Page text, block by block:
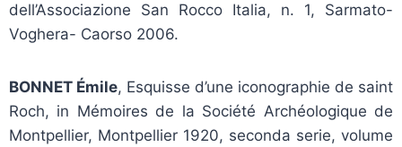
dell’Associazione San Rocco Italia, n. 1, Sarmato-
Voghera- Caorso 2006.
BONNET Émile, Esquisse d’une iconographie de saint
Roch, in Mémoires de la Société Archéologique de
Montpellier, Montpellier 1920, seconda serie, volume